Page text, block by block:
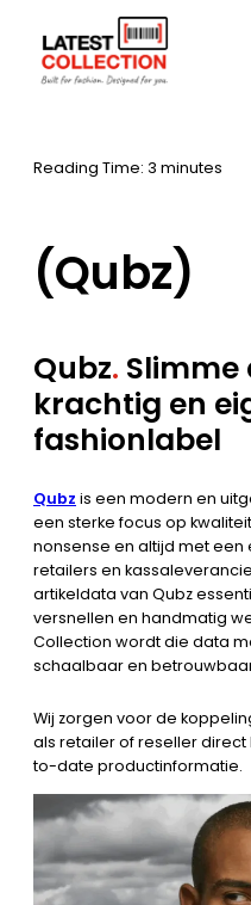
content
Home –Brands–
Reading Time: 3 minutes
(Qubz)
Qubz. Slimme
krachtig en
fashionlabel
Qubz is een modern en
een sterke focus op
nonsense en altijd met een
retailers en
artikeldata van Qubz
versnellen en handmatig
Collection wordt die data
schaalbaar en
Wij zorgen voor de
als retailer of reseller
to-date productinformatie.